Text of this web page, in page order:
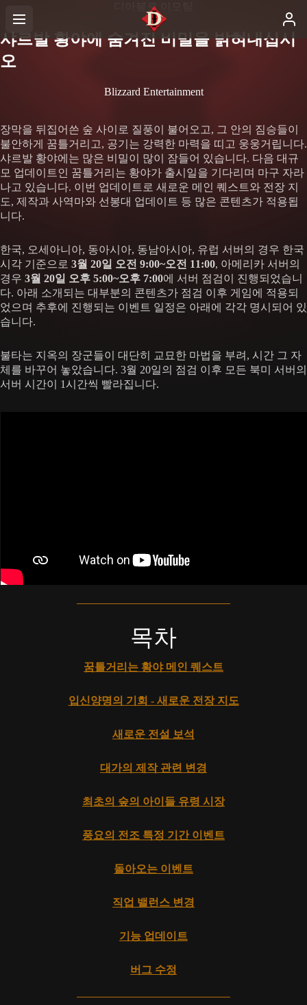
디아블로 이모탈
샤르발 황야에 숨겨진 비밀을 밝혀내십시
오
Blizzard Entertainment
장막을 뒤집어쓴 숲 사이로 질풍이 불어오고, 그 안의 짐승들이
불안하게 꿈틀거리고, 공기는 강력한 마력을 띠고 웅웅거립니다.
샤르발 황야에는 많은 비밀이 많이 잠들어 있습니다. 다음 대규
모 업데이트인 꿈틀거리는 황야가 출시일을 기다리며 마구 자라
나고 있습니다. 이번 업데이트로 새로운 메인 퀘스트와 전장 지
도, 제작과 사역마와 선봉대 업데이트 등 많은 콘텐츠가 적용됩
니다.
한국, 오세아니아, 동아시아, 동남아시아, 유럽 서버의 경우 한국
시각 기준으로 3월 20일 오전 9:00~오전 11:00, 아메리카 서버의
경우 3월 20일 오후 5:00~오후 7:00에 서버 점검이 진행되었습니
다. 아래 소개되는 대부분의 콘텐츠가 점검 이후 게임에 적용되
었으며 추후에 진행되는 이벤트 일정은 아래에 각각 명시되어 있
습니다.
불타는 지옥의 장군들이 대단히 교묘한 마법을 부려, 시간 그 자
체를 바꾸어 놓았습니다. 3월 20일의 점검 이후 모든 북미 서버의
서버 시간이 1시간씩 빨라집니다.
목차
꿈틀거리는 황야 메인 퀘스트
입신양명의 기회 - 새로운 전장 지도
새로운 전설 보석
대가의 제작 관련 변경
최초의 숲의 아이들 유령 시장
풍요의 전조 특정 기간 이벤트
돌아오는 이벤트
직업 밸런스 변경
기능 업데이트
버그 수정